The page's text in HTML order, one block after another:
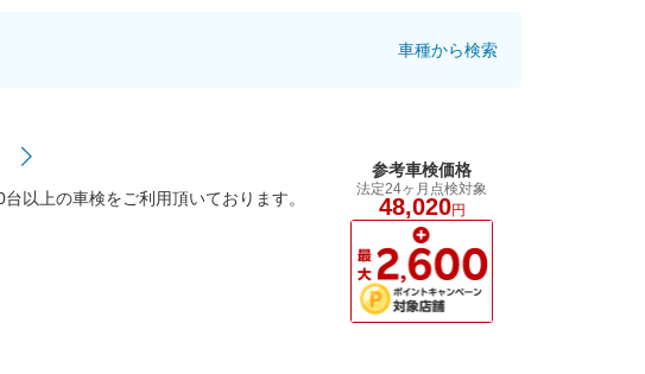
車種から検索
以上の車検をご利用頂いております。
参考車検価格
法定24ヶ月点検対象
48,020円